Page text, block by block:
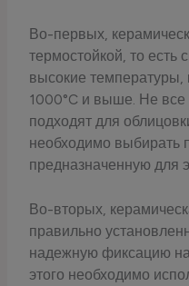
Во-первых,
термостойкой, то
высокие температуры,
1000°C и выше. Не все
подходят для
необходимо выбирать
предназначенную для
Во-вторых,
правильно
надежную фиксацию
этого необходимо